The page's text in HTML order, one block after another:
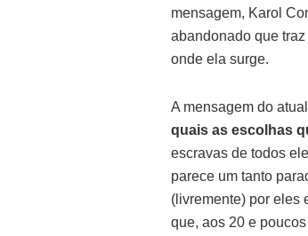
mensagem, Karol
abandonado que traz
onde ela surge.
A mensagem do atual
quais as escolhas
escravas de todos
parece um tanto
(livremente) por eles
que, aos 20 e